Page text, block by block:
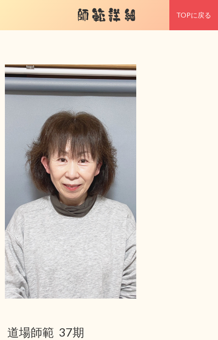
師範詳細 TOPに戻る
道場師範 37期